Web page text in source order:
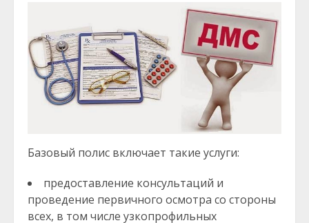
Базовый полис включает такие услуги:
предоставление консультаций и
проведение первичного осмотра со стороны
всех, в том числе узкопрофильных